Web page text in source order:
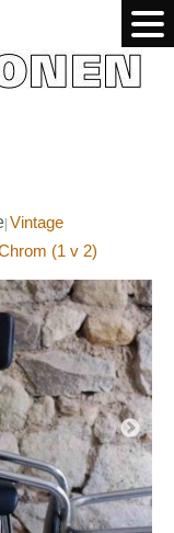
Vintage
(1 v 2)